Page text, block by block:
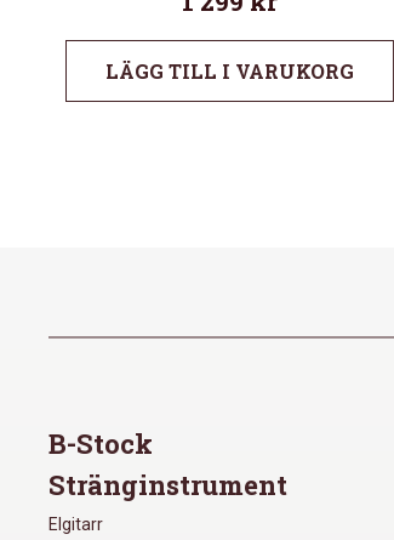
LÄGG TILL I VARUKORG
B-Stock
Stränginstrument
Elgitarr